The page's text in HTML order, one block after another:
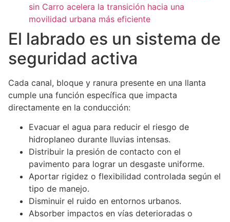
sin Carro acelera la transición hacia una
movilidad urbana más eficiente
El labrado es un sistema de
seguridad activa
Cada canal, bloque y ranura presente en una llanta
cumple una función específica que impacta
directamente en la conducción:
Evacuar el agua para reducir el riesgo de
hidroplaneo durante lluvias intensas.
Distribuir la presión de contacto con el
pavimento para lograr un desgaste uniforme.
Aportar rigidez o flexibilidad controlada según el
tipo de manejo.
Disminuir el ruido en entornos urbanos.
Absorber impactos en vías deterioradas o